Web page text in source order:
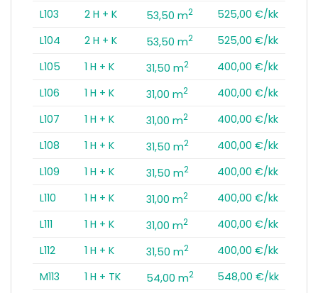
L103
2 H + K 53,50 m2
525,00 €/kk
L104
2 H + K 53,50 m2
525,00 €/kk
L105
1 H + K 31,50 m2
400,00 €/kk
L106
1 H + K 31,00 m2
400,00 €/kk
L107
1 H + K 31,00 m2
400,00 €/kk
L108
1 H + K 31,50 m2
400,00 €/kk
L109
1 H + K 31,50 m2
400,00 €/kk
L110
1 H + K 31,00 m2
400,00 €/kk
L111
1 H + K 31,00 m2
400,00 €/kk
L112
1 H + K 31,50 m2
400,00 €/kk
M113
1 H + TK 54,00 m2
548,00 €/kk